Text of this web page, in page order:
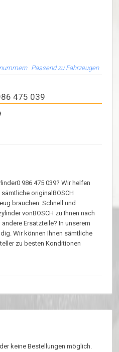
Passend zu Fahrzeugen
475 039
986 475 039? Wir helfen
originalBOSCH
brauchen. Schnell und
vonBOSCH zu Ihnen nach
Ersatzteile? In unserem
Wir können Ihnen sämtliche
zu besten Konditionen
keine Bestellungen möglich.